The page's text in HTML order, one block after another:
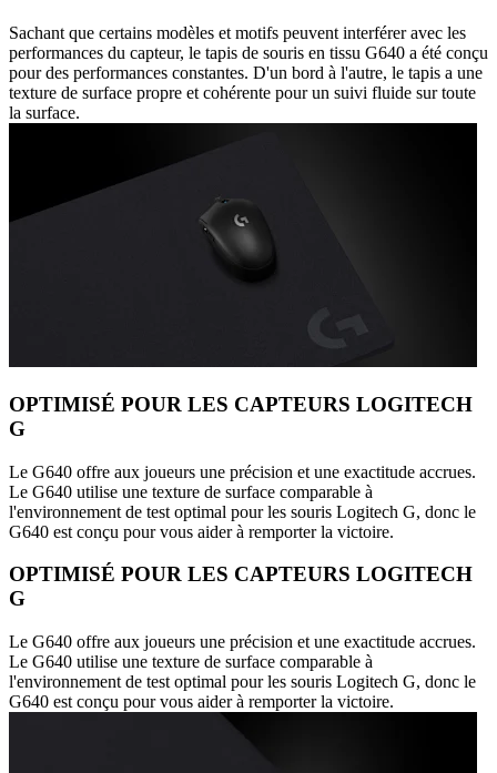
Sachant que certains modèles et motifs peuvent interférer avec les
performances du capteur, le tapis de souris en tissu G640 a été conçu
pour des performances constantes. D'un bord à l'autre, le tapis a une
texture de surface propre et cohérente pour un suivi fluide sur toute
la surface.
OPTIMISÉ POUR LES CAPTEURS LOGITECH
G
Le G640 offre aux joueurs une précision et une exactitude accrues.
Le G640 utilise une texture de surface comparable à
l'environnement de test optimal pour les souris Logitech G, donc le
G640 est conçu pour vous aider à remporter la victoire.
OPTIMISÉ POUR LES CAPTEURS LOGITECH
G
Le G640 offre aux joueurs une précision et une exactitude accrues.
Le G640 utilise une texture de surface comparable à
l'environnement de test optimal pour les souris Logitech G, donc le
G640 est conçu pour vous aider à remporter la victoire.